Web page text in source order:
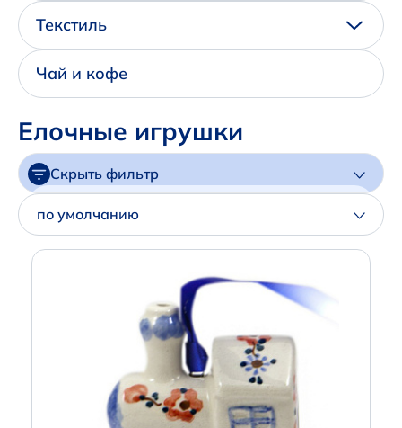
Написать нам в Телеграм
+7 (925) 294-91-85
,
+7 (926) 702-09-76
Наши соцсети:
Текстиль
Чай и кофе
Елочные игрушки
Скрыть фильтр
Артикул
по умолчанию